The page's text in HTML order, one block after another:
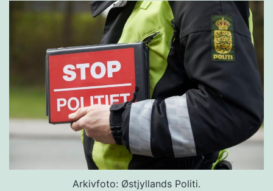
Arkivfoto: Østjyllands Politi.